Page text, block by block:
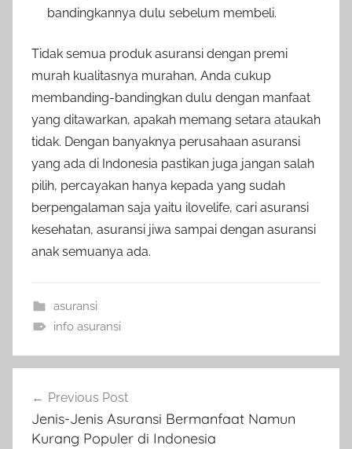
bandingkannya dulu sebelum membeli.
Tidak semua produk asuransi dengan premi
murah kualitasnya murahan, Anda cukup
membanding-bandingkan dulu dengan manfaat
yang ditawarkan, apakah memang setara ataukah
tidak. Dengan banyaknya perusahaan asuransi
yang ada di Indonesia pastikan juga jangan salah
pilih, percayakan hanya kepada yang sudah
berpengalaman saja yaitu ilovelife, cari asuransi
kesehatan, asuransi jiwa sampai dengan asuransi
anak semuanya ada.
asuransi
info asuransi
Previous Post
Jenis-Jenis Asuransi Bermanfaat Namun
Kurang Populer di Indonesia